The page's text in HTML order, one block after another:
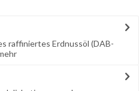
raffiniertes Erdnussöl (DAB-